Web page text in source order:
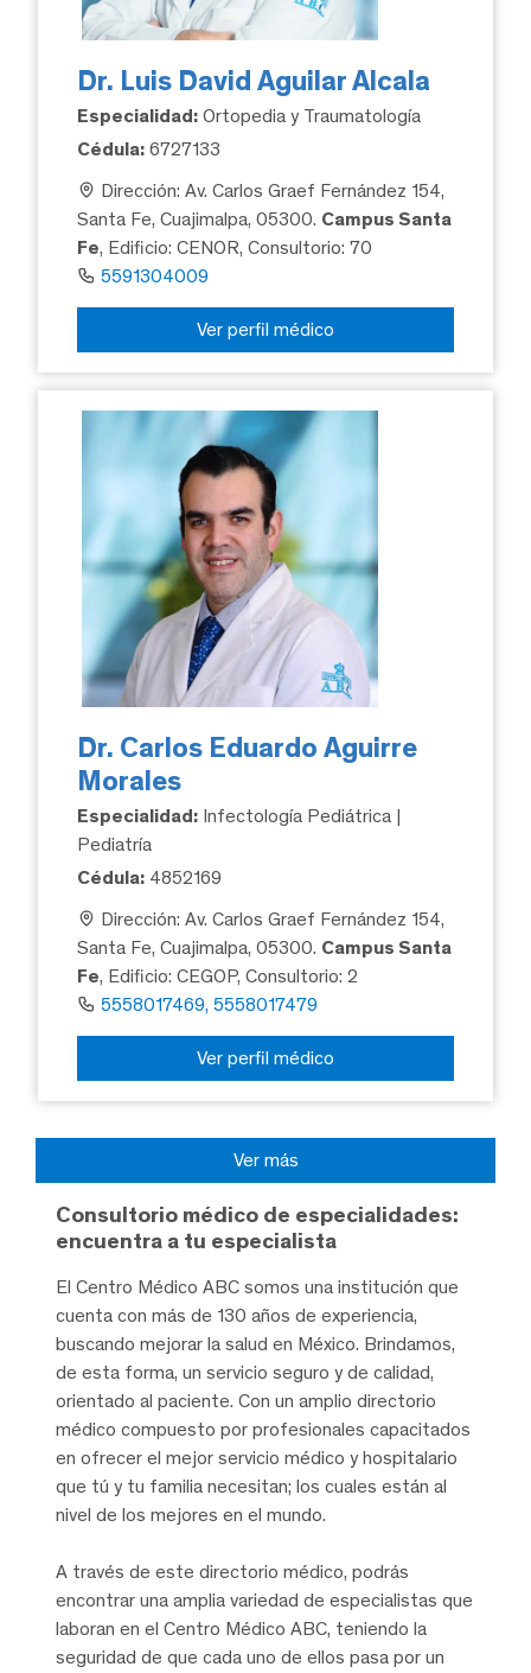
Dr. Luis David Aguilar Alcala
Especialidad: Ortopedia y Traumatología
Cédula: 6727133
Dirección: Av. Carlos Graef Fernández 154,
Santa Fe, Cuajimalpa, 05300. Campus Santa
Fe, Edificio: CENOR, Consultorio: 70
5591304009
Ver perfil médico
Dr. Carlos Eduardo Aguirre
Morales
Especialidad: Infectología Pediátrica |
Pediatría
Cédula: 4852169
Dirección: Av. Carlos Graef Fernández 154,
Santa Fe, Cuajimalpa, 05300. Campus Santa
Fe, Edificio: CEGOP, Consultorio: 2
5558017469, 5558017479
Ver perfil médico
Ver más
Consultorio médico de especialidades:
encuentra a tu especialista
El Centro Médico ABC somos una institución que
cuenta con más de 130 años de experiencia,
buscando mejorar la salud en México. Brindamos,
de esta forma, un servicio seguro y de calidad,
orientado al paciente. Con un amplio directorio
médico compuesto por profesionales capacitados
en ofrecer el mejor servicio médico y hospitalario
que tú y tu familia necesitan; los cuales están al
nivel de los mejores en el mundo.
A través de este directorio médico, podrás
encontrar una amplia variedad de especialistas que
laboran en el Centro Médico ABC, teniendo la
seguridad de que cada uno de ellos pasa por un